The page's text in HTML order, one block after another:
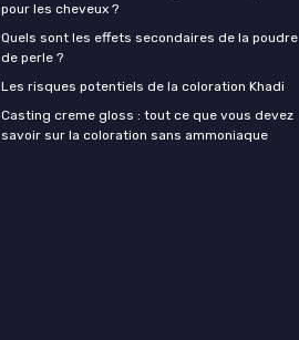
pour les cheveux ?
Quels sont les effets secondaires de la poudre
de perle ?
Les risques potentiels de la coloration Khadi
Casting creme gloss : tout ce que vous devez
savoir sur la coloration sans ammoniaque